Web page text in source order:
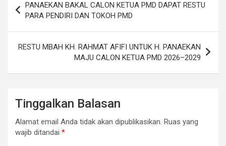
pos
PANAEKAN BAKAL CALON KETUA PMD DAPAT RESTU
PARA PENDIRI DAN TOKOH PMD
RESTU MBAH KH. RAHMAT AFIFI UNTUK H. PANAEKAN
MAJU CALON KETUA PMD 2026–2029
Tinggalkan Balasan
Alamat email Anda tidak akan dipublikasikan. Ruas yang
wajib ditandai *